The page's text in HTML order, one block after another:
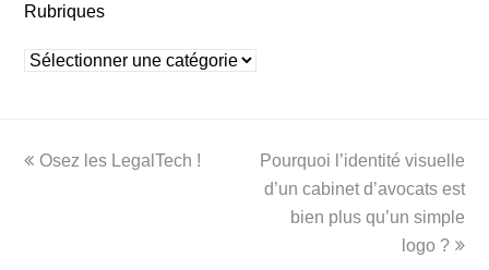
Rubriques
Rubriques
previous
Osez les LegalTech !
next
post:
Pourquoi l’identité visuelle
d’un cabinet d’avocats est
bien plus qu’un simple
logo ?